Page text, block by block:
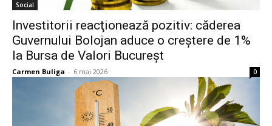
Social
Investitorii reacţionează pozitiv: căderea
Guvernului Bolojan aduce o creştere de 1%
la Bursa de Valori Bucureşt
Carmen Buliga - 6 mai 2026 0